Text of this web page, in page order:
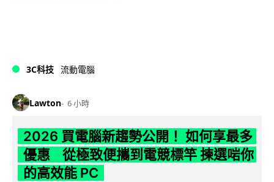
3C科技 流動電腦
Lawton 6 小時
2026 買電腦新趨勢公開！ 如何享最多
優惠 從極致便攜到電競標竿 揀選啱你
的高效能 PC